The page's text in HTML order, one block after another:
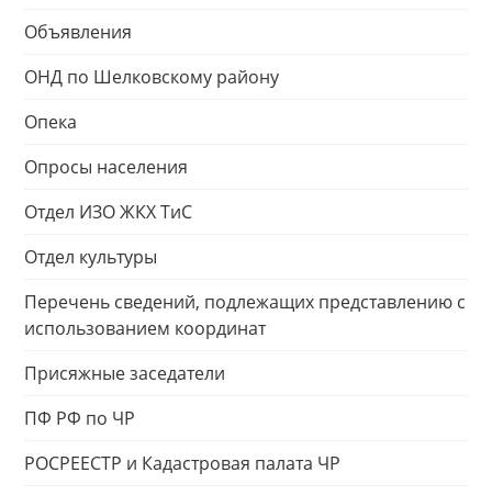
Объявления
ОНД по Шелковскому району
Опека
Опросы населения
Отдел ИЗО ЖКХ ТиС
Отдел культуры
Перечень сведений, подлежащих представлению с
использованием координат
Присяжные заседатели
ПФ РФ по ЧР
РОСРЕЕСТР и Кадастровая палата ЧР